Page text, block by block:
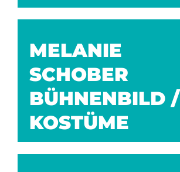
MELANIE
SCHOBER
BÜHNENBILD /
KOSTÜME